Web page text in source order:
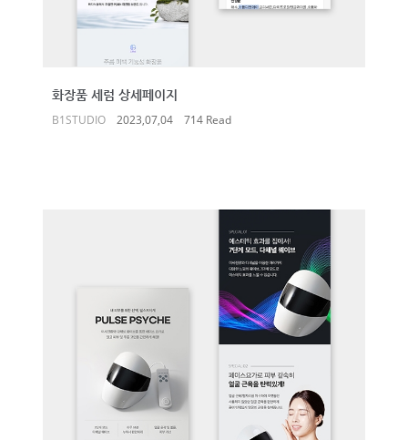
화장품 세럼 상세페이지
B1STUDIO 2023,07,04 714 Read